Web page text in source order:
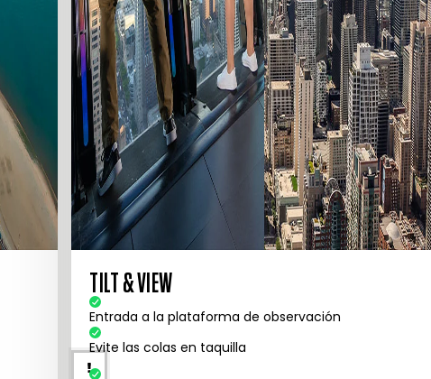
TILT & VIEW
Entrada a la plataforma de observación
Evite las colas en taquilla